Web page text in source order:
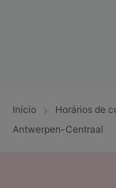
Início Horários de
Antwerpen-Centraal